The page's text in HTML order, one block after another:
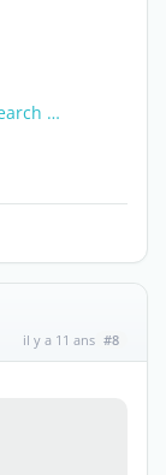
…
il y a 11 ans #8